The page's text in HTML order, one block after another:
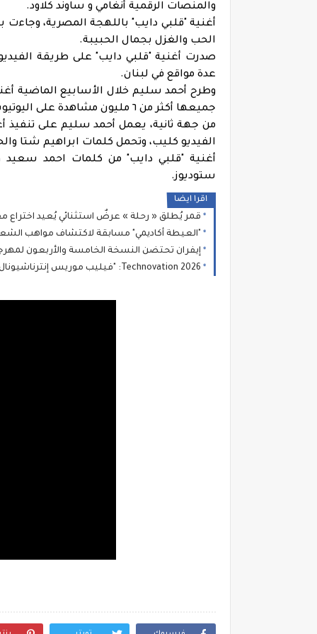
والمنصات الرقمية أنغامي و ساوند كلاود.
أغنية "قلبي دايب" باللهجة المصرية،
الحب والغزل بجمال الحبيبة.
صدرت أغنية "قلبي دايب" على طريقة
عدة مواقع في لبنان.
وطرح أحمد سليم خلال الأسابيع الماضية
جميعها أكثر من ٦ مليون مشاهدة على اليوتيوب.
من جهة ثانية، يعمل أحمد سليم على تنفيذ
الفيديو كليب، وتحمل كلمات ابراهيم شتا
أغنية "قلبي دايب" من كلمات احمد سعيد
ستوديوز.
اقرا ايضا
قمر يُطلق « رحلة » عرضٌ استثنائي يُعيد اختراع
"العيطة أكاديمي" مسابقة لاكتشاف مواهب
إيفران تحتضن النسخة الخامسة والأربعون
2026 Technovation: "فيليب موريس إنترناشيونال" تجمع بالرباط خبراء دوليين لتسريع الحوار حول الابتكار والعلم والصحة العامة